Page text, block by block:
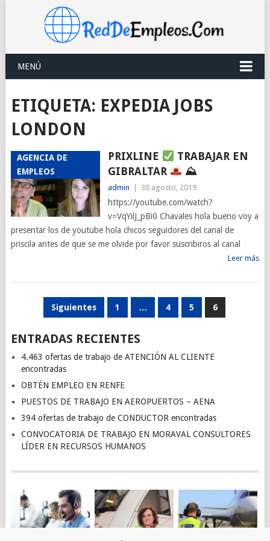
MENÚ
ETIQUETA: EXPEDIA JOBS
LONDON
AGENCIA DE
EMPLEOS
PRIXLINE
TRABAJAR EN
GIBRALTAR
⛰
admin 30 agosto, 2019
https://youtube.com/watch?
v=VqYilJ_pBi0 Chavales hola bueno voy a
presentar los de youtube hola chicos seguidores del canal de
priscila antes de que se me olvide por favor suscribiros al canal
Leer más
PAGINACIÓN
ENTRADAS
Siguientes 1 … 4 5 6
ENTRADAS RECIENTES
4.463 ofertas de trabajo de ATENCIÓN AL CLIENTE
encontradas
OBTÉN EMPLEO EN RENFE
PUESTOS DE TRABAJO EN AEROPUERTOS – AENA
394 ofertas de trabajo de CONDUCTOR encontradas
CONVOCATORIA DE TRABAJO EN MORAVAL CONSULTORES
LÍDER EN RECURSOS HUMANOS